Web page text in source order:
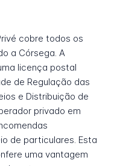
cobre todos os
a Córsega. A
licença postal
de Regulação das
e Distribuição de
privado em
de particulares. Esta
uma vantagem